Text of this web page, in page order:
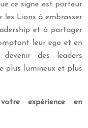
ce signe est porteur
les Lions à embrasser
et à partager
leur ego et en
des leaders
plus lumineux et plus
expérience en